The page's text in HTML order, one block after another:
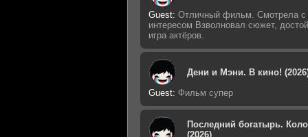
Guest: Отличный фильм. Смотрела с
интересом Взволновал сюжет,
игра актёров.
Дени и Мэни. В кино!
Guest: Фильм супер
Последний богатырь.
(2026)